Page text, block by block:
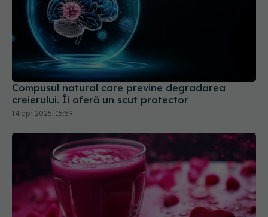
Compusul natural care previne degradarea
creierului. Îi oferă un scut protector
14 apr 2025, 15:59